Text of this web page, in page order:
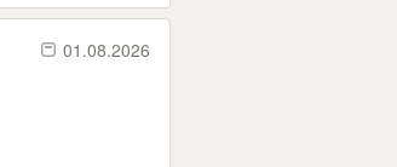
01.08.2026